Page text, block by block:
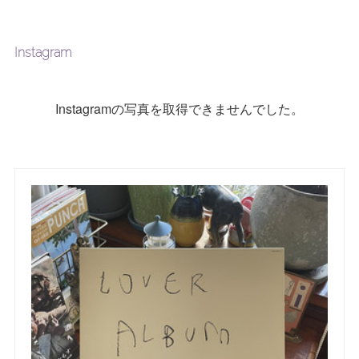
Instagram
Instagramの写真を取得できませんでした。